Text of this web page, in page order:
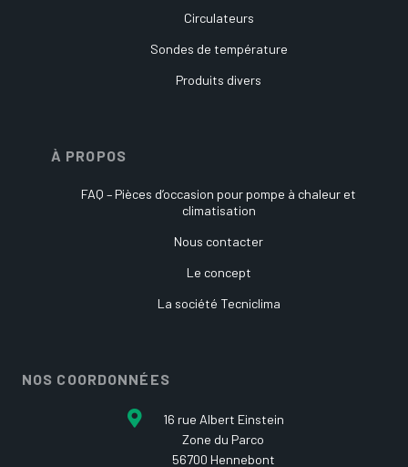
Circulateurs
Sondes de température
Produits divers
À PROPOS
FAQ – Pièces d’occasion pour pompe à chaleur et
climatisation
Nous contacter
Le concept
La société Tecniclima
NOS COORDONNÉES
16 rue Albert Einstein
Zone du Parco
56700 Hennebont